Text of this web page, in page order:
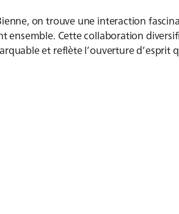
on trouve une interaction
ensemble. Cette collaboration
et reflète l’ouverture d’esprit